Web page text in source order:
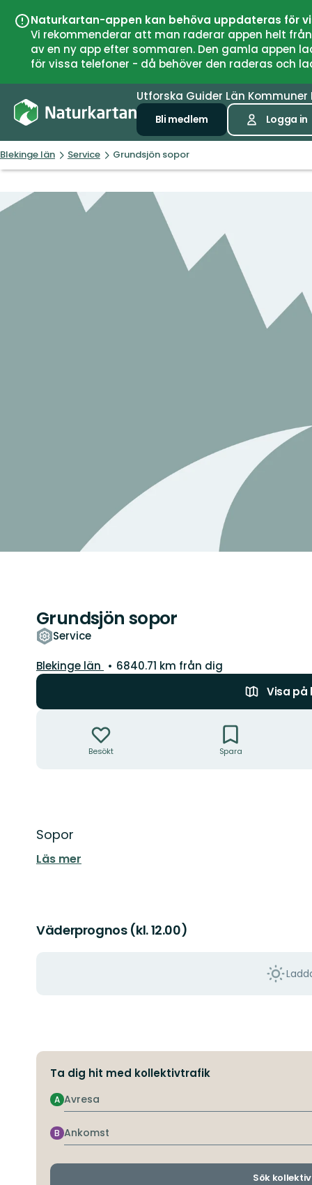
Naturkartan-appen kan behöva uppdateras för
Vi rekommenderar att man raderar appen helt
av en ny app efter sommaren. Den gamla
för vissa telefoner - då behöver den raderas och
Utforska Guider Län Kommuner
Bli medlem Logga in
Blekinge län Service Grundsjön sopor
Grundsjön sopor
Service
Län:
Blekinge län
6840.71 km från dig
Visa på
Besökt Spara
Beskrivning
Sopor
Läs mer
Väderprognos (kl. 12.00)
Ta dig hit med kollektivtrafik
Avresa
A
Ankomst
B
Sök